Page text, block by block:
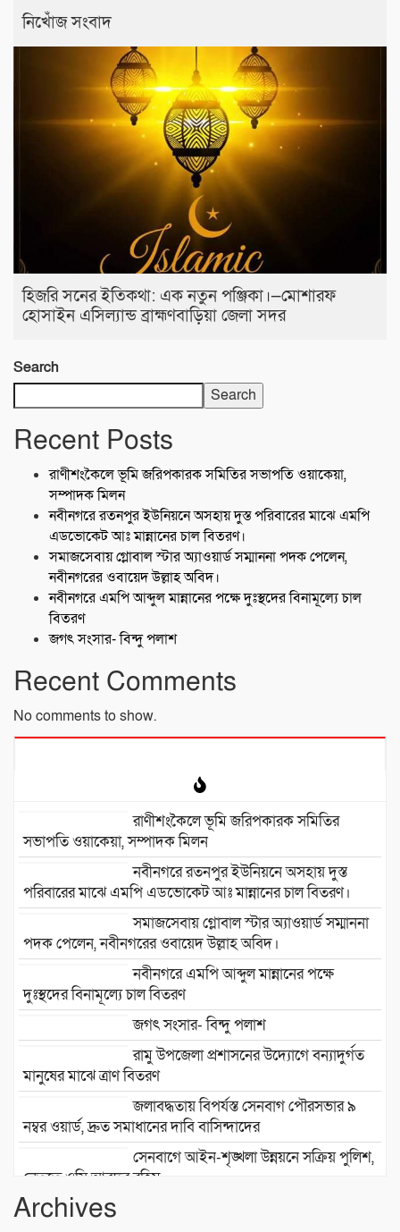
নিখোঁজ সংবাদ
হিজরি সনের ইতিকথা: এক নতুন পঞ্জিকা।—মোশারফ
হোসাইন এসিল্যান্ড ব্রাহ্মণবাড়িয়া জেলা সদর
Search
Search
Recent Posts
রাণীশংকৈলে ভূমি জরিপকারক সমিতির সভাপতি ওয়াকেয়া,
সম্পাদক মিলন
নবীনগরে রতনপুর ইউনিয়নে অসহায় দুস্ত পরিবারের মাঝে এমপি
এডভোকেট আঃ মান্নানের চাল বিতরণ।
সমাজসেবায় গ্লোবাল স্টার অ্যাওয়ার্ড সম্মাননা পদক পেলেন,
নবীনগরের ওবায়েদ উল্লাহ অবিদ।
নবীনগরে এমপি আব্দুল মান্নানের পক্ষে দুঃস্থদের বিনামূল্যে চাল
বিতরণ
জগৎ সংসার- বিন্দু পলাশ
Recent Comments
No comments to show.
রাণীশংকৈলে ভূমি জরিপকারক সমিতির
সভাপতি ওয়াকেয়া, সম্পাদক মিলন
নবীনগরে রতনপুর ইউনিয়নে অসহায় দুস্ত
পরিবারের মাঝে এমপি এডভোকেট আঃ মান্নানের চাল বিতরণ।
সমাজসেবায় গ্লোবাল স্টার অ্যাওয়ার্ড সম্মাননা
পদক পেলেন, নবীনগরের ওবায়েদ উল্লাহ অবিদ।
নবীনগরে এমপি আব্দুল মান্নানের পক্ষে
দুঃস্থদের বিনামূল্যে চাল বিতরণ
জগৎ সংসার- বিন্দু পলাশ
রামু উপজেলা প্রশাসনের উদ্যোগে বন্যাদুর্গত
মানুষের মাঝে ত্রাণ বিতরণ
জলাবদ্ধতায় বিপর্যস্ত সেনবাগ পৌরসভার ৯
নম্বর ওয়ার্ড, দ্রুত সমাধানের দাবি বাসিন্দাদের
সেনবাগে আইন-শৃঙ্খলা উন্নয়নে সক্রিয় পুলিশ,
নেতৃত্বে ওসি আবদুর রহিম
Archives